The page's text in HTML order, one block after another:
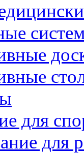
для
для